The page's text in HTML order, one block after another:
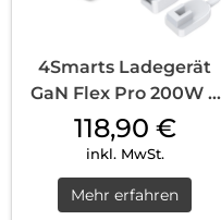
4Smarts Ladegerät
GaN Flex Pro 200W 4
USB-C Travel...
118,90 €
inkl. MwSt.
Mehr erfahren